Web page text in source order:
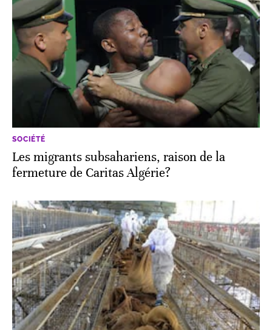
SOCIÉTÉ
Les migrants subsahariens, raison de la
fermeture de Caritas Algérie?